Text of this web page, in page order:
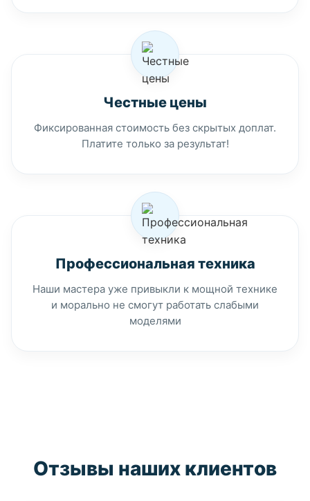
Честные цены
Фиксированная стоимость без скрытых доплат.
Платите только за результат!
Профессиональная техника
Наши мастера уже привыкли к мощной технике
и морально не смогут работать слабыми
моделями
Отзывы наших клиентов